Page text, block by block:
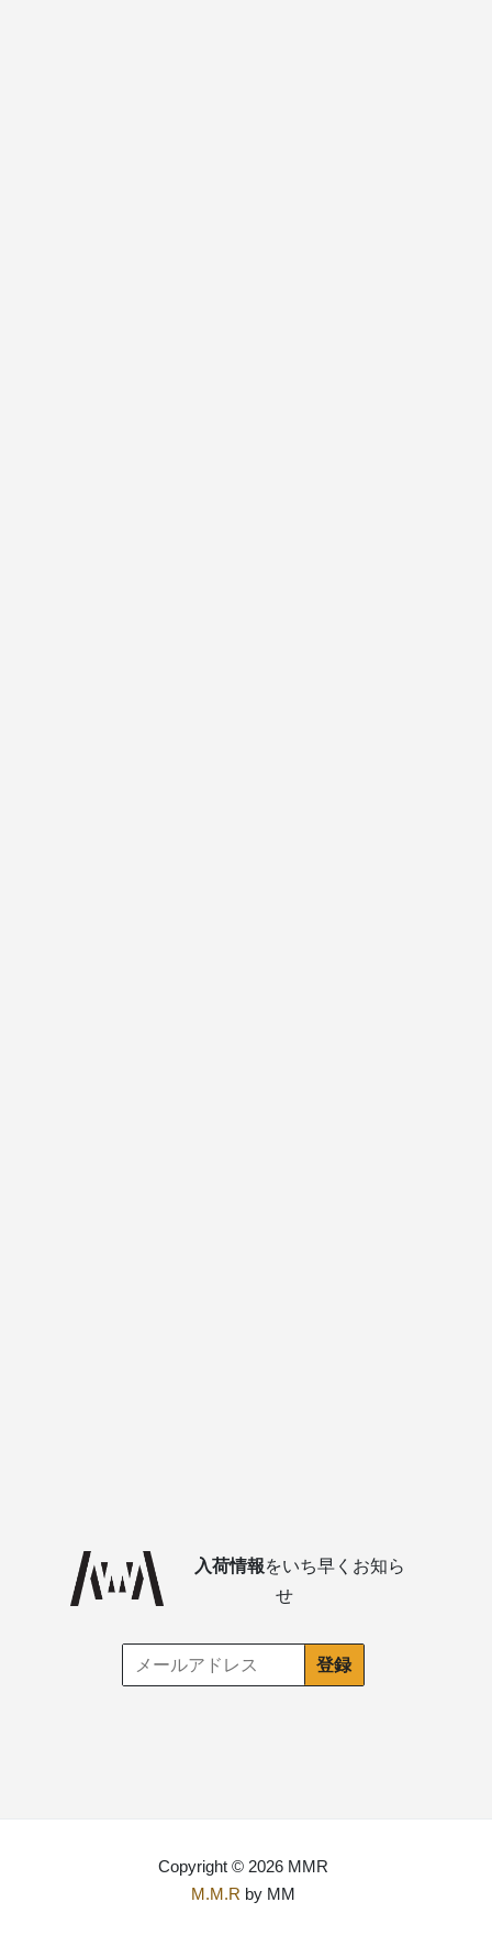
入荷情報をいち早くお知ら
せ
Copyright © 2026 MMR
M.M.R by MM